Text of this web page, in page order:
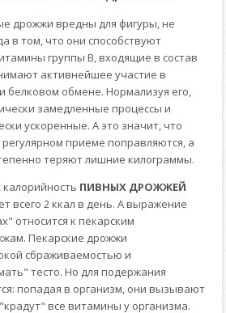
дрожжи вредны для фигуры, не
в том, что они способствуют
группы В, входящие в состав
активнейшее участие в
белковом обмене. Нормализуя его,
замедленные процессы и
ускоренные. А это значит, что
приеме поправляются, а
теряют лишние килограммы.
ПИВНЫХ ДРОЖЖЕЙ
всего 2 ккал в день. А выражение
относится к пекарским
Пекарские дрожжи
сбраживаемостью и
тесто. Но для подержания
попадая в организм, они вызывают
все витамины у организма.